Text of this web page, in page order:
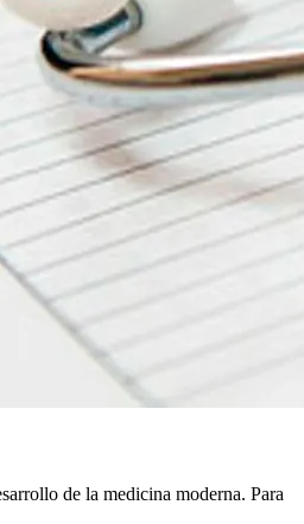
de la medicina moderna. Para